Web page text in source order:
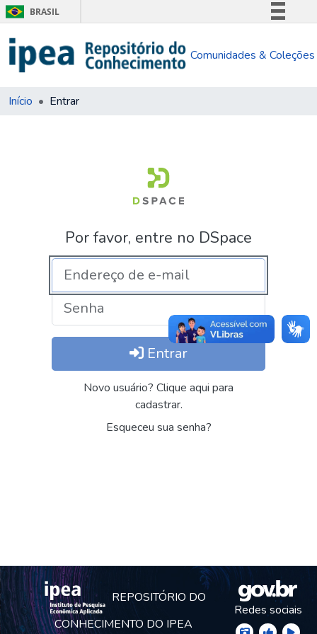
BRASIL
Comunica BR
Comunidades & Coleções
Início Entrar
Por favor, entre no DSpace
Entrar
Novo usuário? Clique aqui para
cadastrar.
Esqueceu sua senha?
REPOSITÓRIO DO
CONHECIMENTO DO IPEA
Redes sociais